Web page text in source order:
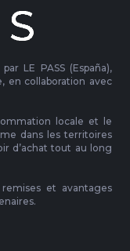
LE PASS (España),
en collaboration avec
locale et le
dans les territoires
d’achat tout au long
et avantages